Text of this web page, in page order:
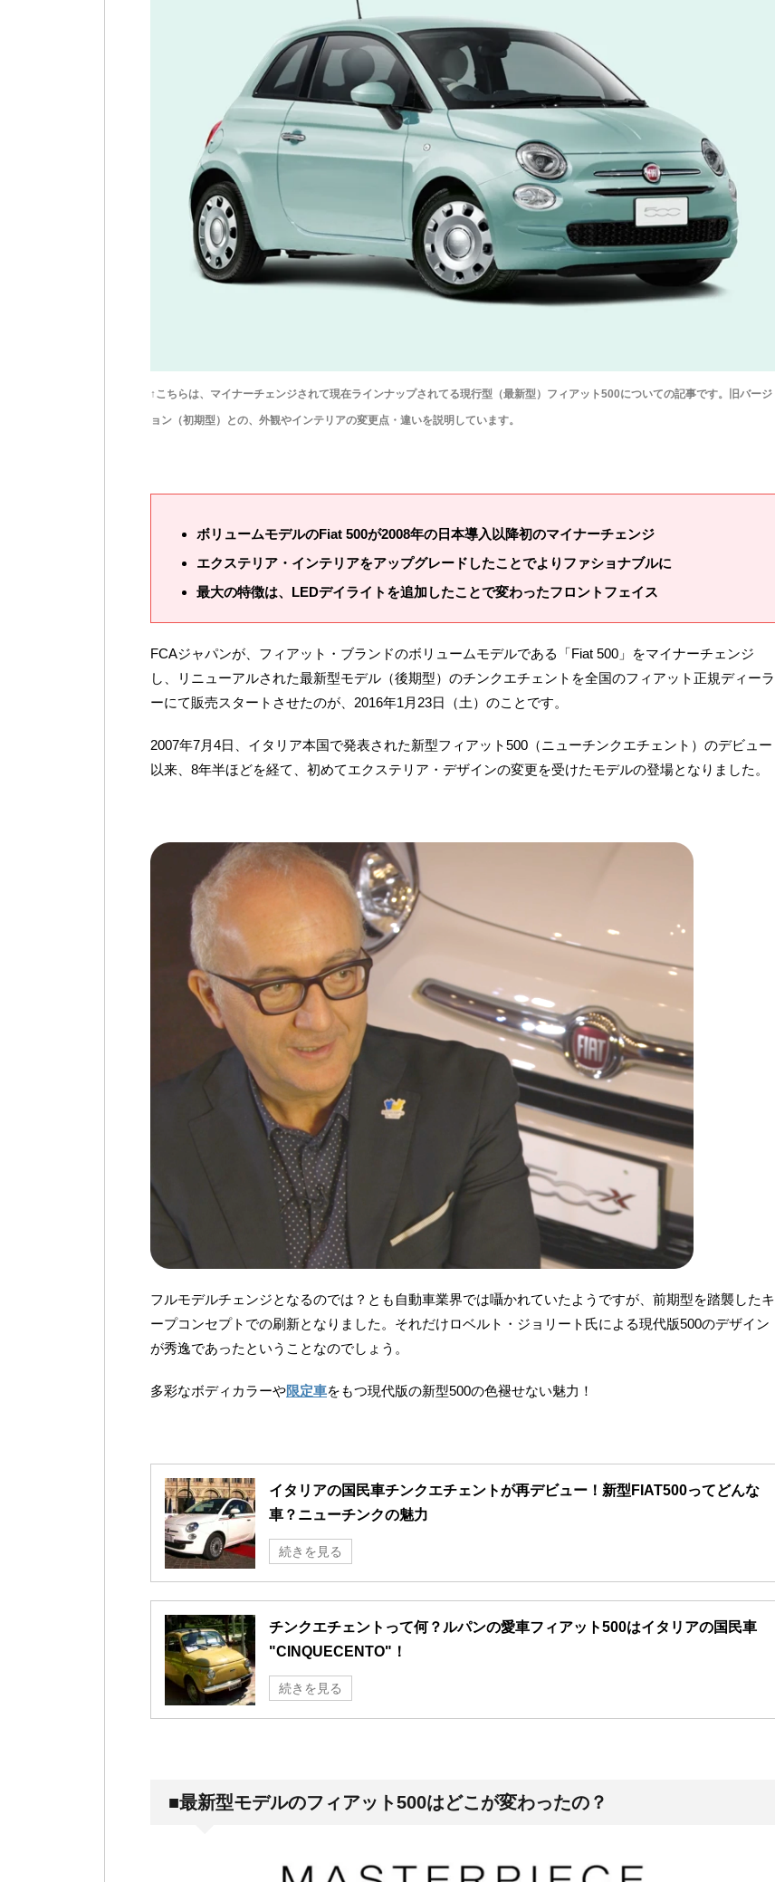
↑こちらは、マイナーチェンジされて現在ラインナップされてる現行型（最新型）フィアット500についての記事です。旧バージ
ョン（初期型）との、外観やインテリアの変更点・違いを説明しています。
ボリュームモデルのFiat 500が2008年の日本導入以降初のマイナーチェンジ
エクステリア・インテリアをアップグレードしたことでよりファショナブルに
最大の特徴は、LEDデイライトを追加したことで変わったフロントフェイス
FCAジャパンが、フィアット・ブランドのボリュームモデルである「Fiat 500」をマイナーチェンジ
し、リニューアルされた最新型モデル（後期型）のチンクエチェントを全国のフィアット正規ディーラ
ーにて販売スタートさせたのが、2016年1月23日（土）のことです。
2007年7月4日、イタリア本国で発表された新型フィアット500（ニューチンクエチェント）のデビュー
以来、8年半ほどを経て、初めてエクステリア・デザインの変更を受けたモデルの登場となりました。
フルモデルチェンジとなるのでは？とも自動車業界では囁かれていたようですが、前期型を踏襲したキ
ープコンセプトでの刷新となりました。それだけロベルト・ジョリート氏による現代版500のデザイン
が秀逸であったということなのでしょう。
多彩なボディカラーや限定車をもつ現代版の新型500の色褪せない魅力！
イタリアの国民車チンクエチェントが再デビュー！新型FIAT500ってどんな
車？ニューチンクの魅力
続きを見る
チンクエチェントって何？ルパンの愛車フィアット500はイタリアの国民車
"CINQUECENTO"！
続きを見る
■最新型モデルのフィアット500はどこが変わったの？